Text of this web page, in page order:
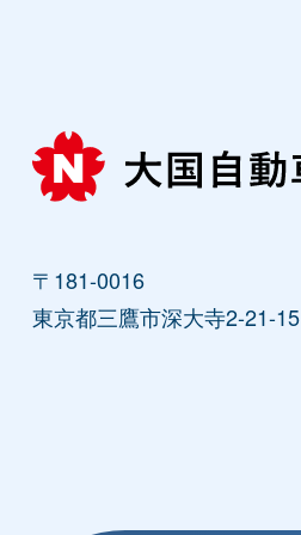
〒181-0016
東京都三鷹市深大寺2-21-15